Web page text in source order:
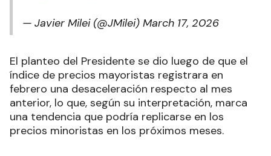
— Javier Milei (@JMilei) March 17, 2026
El planteo del Presidente se dio luego de que el
índice de precios mayoristas registrara en
febrero una desaceleración respecto al mes
anterior, lo que, según su interpretación, marca
una tendencia que podría replicarse en los
precios minoristas en los próximos meses.